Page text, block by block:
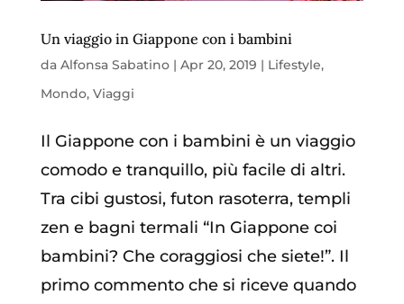
Un viaggio in Giappone con i bambini
da Alfonsa Sabatino| Apr 20, 2019 | Lifestyle,
Mondo, Viaggi
Il Giappone con i bambini è un viaggio
comodo e tranquillo, più facile di altri.
Tra cibi gustosi, futon rasoterra, templi
zen e bagni termali “In Giappone coi
bambini? Che coraggiosi che siete!”. Il
primo commento che si riceve quando